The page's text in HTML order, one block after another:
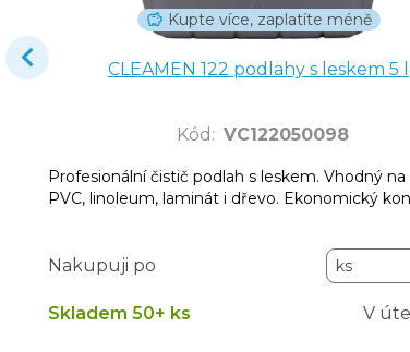
Kupte více, zaplatíte méně
CLEAMEN 122 podlahy s leskem 5 l
Kód : VC122050098
Profesionální čistič podlah s leskem. Vhodný na
PVC, linoleum, laminát i dřevo. Ekonomický
Nakupuji po
Skladem 50+ ks V